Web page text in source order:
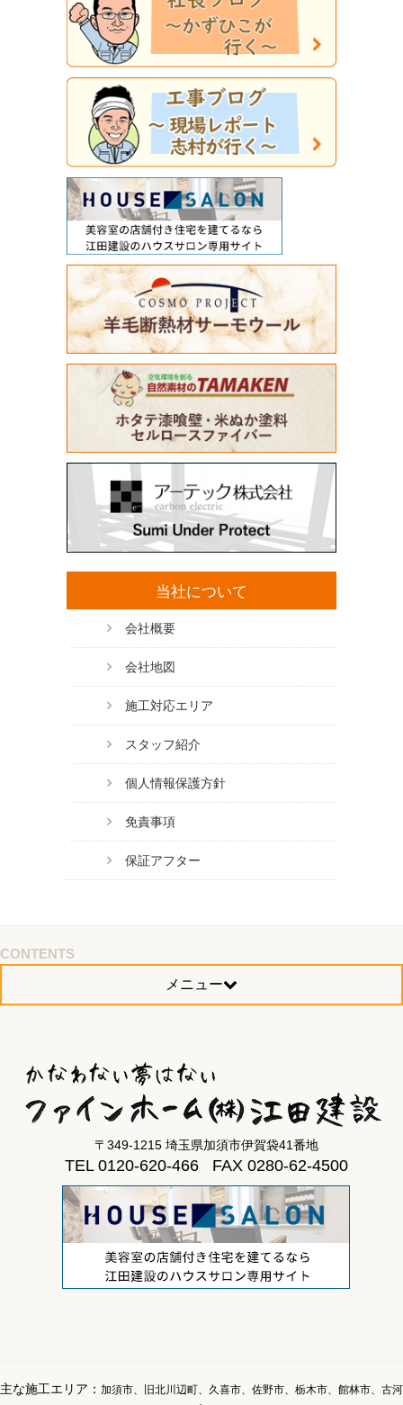
当社について
会社概要
会社地図
施工対応エリア
スタッフ紹介
個人情報保護方針
免責事項
保証アフター
CONTENTS
メニュー
〒349-1215 埼玉県加須市伊賀袋41番地
TEL 0120-620-466 FAX 0280-62-4500
主な施工エリア： 加須市、旧北川辺町、久喜市、佐野市、栃木市、館林市、古河